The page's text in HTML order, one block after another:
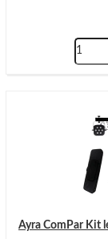
Ayra ComPar Kit